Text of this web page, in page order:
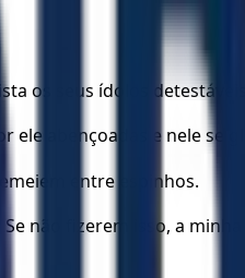
os seus ídolos
ele abençoadas e nele se
entre espinhos.
não fizerem isso, a